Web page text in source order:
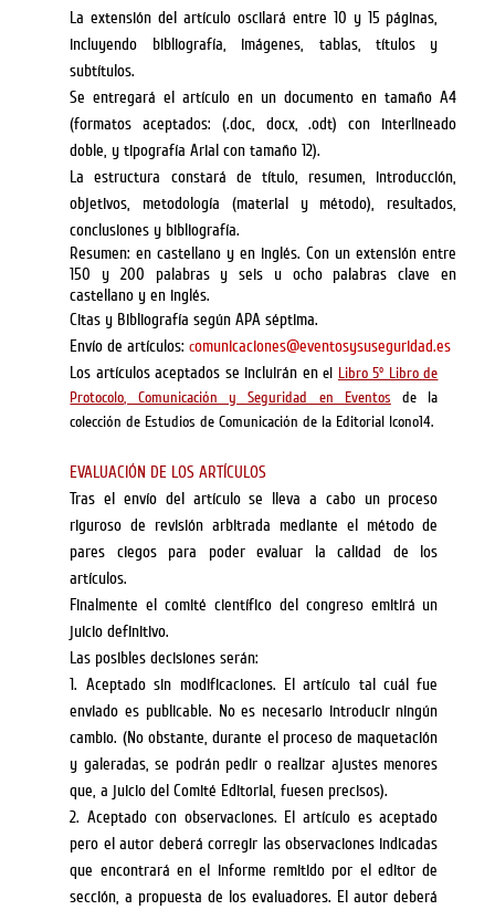
La extensión del artículo oscilará entre 10 y 15 páginas,
incluyendo bibliografía, imágenes, tablas, títulos y
subtítulos.
Se entregará el artículo en un documento en tamaño A4
(formatos aceptados: (.doc, docx, .odt) con interlineado
doble, y tipografía Arial con tamaño 12).
La estructura constará de título, resumen, introducción,
objetivos, metodología (material y método), resultados,
conclusiones y bibliografía.
Resumen: en castellano y en inglés. Con un extensión entre
150 y 200 palabras y seis u ocho palabras clave en
castellano y en inglés.
Citas y Bibliografía según APA séptima.
Envío de artículos: comunicaciones@eventosysuseguridad.es
Los artículos aceptados se incluirán en el Libro 5º Libro de
Protocolo, Comunicación y Seguridad en Eventos de la
colección de Estudios de Comunicación de la Editorial Icono14.
EVALUACIÓN DE LOS ARTÍCULOS
Tras el envío del artículo se lleva a cabo un proceso
riguroso de revisión arbitrada mediante el método de
pares ciegos para poder evaluar la calidad de los
artículos.
Finalmente el comité científico del congreso emitirá un
juicio definitivo.
Las posibles decisiones serán:
1. Aceptado sin modificaciones. El artículo tal cuál fue
enviado es publicable. No es necesario introducir ningún
cambio. (No obstante, durante el proceso de maquetación
y galeradas, se podrán pedir o realizar ajustes menores
que, a juicio del Comité Editorial, fuesen precisos).
2.Aceptado con observaciones. El artículo es aceptado
pero el autor deberá corregir las observaciones indicadas
que encontrará en el informe remitido por el editor de
sección, a propuesta de los evaluadores. El autor deberá